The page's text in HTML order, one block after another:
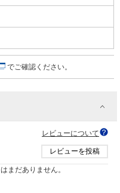
でご確認ください。
レビューについて
レビューを投稿
まだありません。